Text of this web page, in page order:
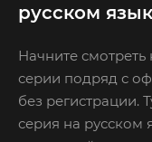
русском
Начните смотреть
серии подряд с
без регистрации.
серия на русском